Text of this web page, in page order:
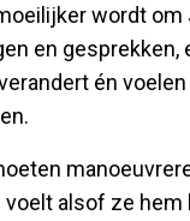
wordt
en
én
alsof ze hem